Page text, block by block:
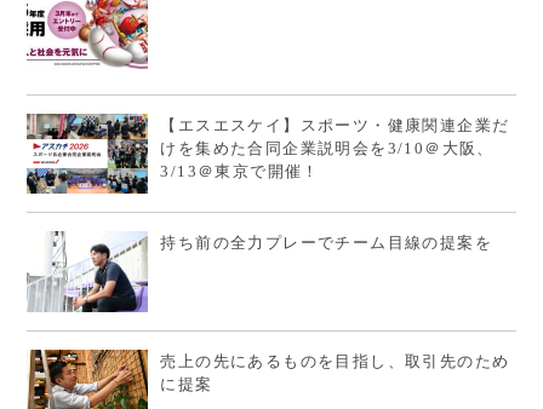
【エスエスケイ】スポーツ・健康関連企業だ
けを集めた合同企業説明会を3/10＠大阪、
3/13＠東京で開催！
持ち前の全力プレーでチーム目線の提案を
売上の先にあるものを目指し、取引先のため
に提案